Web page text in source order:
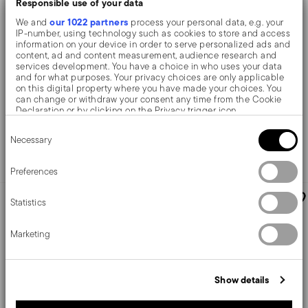
We andour 1022 partners process your personal data, e.g. your
IP-number, using technology such as cookies to store and access
information on your device in order to serve personalized ads and
content, ad and content measurement, audience research and
services development. You have a choice in who uses your data
and for what purposes. Your privacy choices are only applicable
on this digital property where you have made your choices. You
can change or withdraw your consent any time from the Cookie
Declaration or by clicking on the Privacy trigger icon.
Collect information about your geographical location
Identify your device by actively scanning it for specific
characteristics (fingerprinting)
Find out more about how your personal data is processed and set
your preferences in the
We use cookies to personalise content and ads, to provide social
media features and to analyse our traffic. We also share
information about your use of our site with our social media,
advertising and analytics partners who may combine it with other
Selection
Necessary
Preferences
Statistics
Marketing
Show details
Porte serviette
ACIER INOX
MIRROR PVD BLACK +5 COLORIS
Ø 5 CM - H 4 CM
20,72 €Price reduced from
25,90 €to
Ajouter
Porte serviette
ACIER INOX
MIRROR PVD GOLD +5 COLORIS
Ø 5 CM - H 4 CM
20,72 €Price reduced from
25,90 €to
-20%